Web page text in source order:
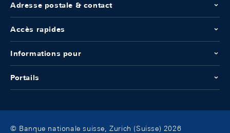
Adresse postale & contact
Accès rapides
Informations pour
Portails
© Banque nationale suisse, Zurich (Suisse) 2026